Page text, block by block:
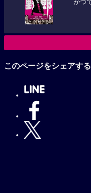
かつ
このページをシェアする